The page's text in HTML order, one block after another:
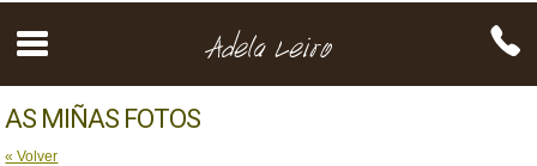
AS MIÑAS FOTOS
« Volver